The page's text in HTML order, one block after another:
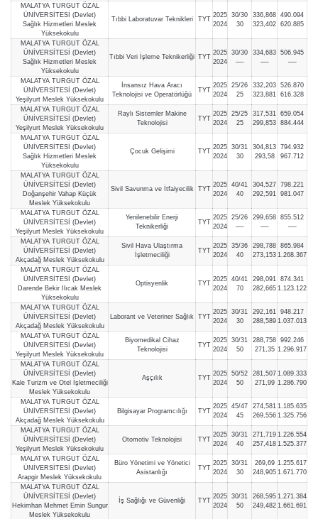
MALATYA TURGUT ÖZAL
ÜNİVERSİTESİ (Devlet)
Sağlık Hizmetleri Meslek
Yüksekokulu
Tıbbi Laboratuvar Teknikleri TYT
2025
2024
30/30
30
336,868
323,402
490.094
620.885
MALATYA TURGUT ÖZAL
ÜNİVERSİTESİ (Devlet)
Sağlık Hizmetleri Meslek
Yüksekokulu
Tıbbi Veri İşleme Teknikerliği TYT
2025
2024
30/30
—-
334,683
—-
506.945
—-
MALATYA TURGUT ÖZAL
ÜNİVERSİTESİ (Devlet)
Yeşilyurt Meslek Yüksekokulu
İnsansız Hava Aracı
Teknolojisi ve Operatörlüğü
TYT
2025
2024
25/26
25
332,203
323,881
526.870
616.328
MALATYA TURGUT ÖZAL
ÜNİVERSİTESİ (Devlet)
Yeşilyurt Meslek Yüksekokulu
Raylı Sistemler Makine
Teknolojisi
TYT
2025
2024
25/25
25
317,531
299,853
659.054
884.444
MALATYA TURGUT ÖZAL
ÜNİVERSİTESİ (Devlet)
Sağlık Hizmetleri Meslek
Yüksekokulu
Çocuk Gelişimi TYT
2025
2024
30/31
30
304,813
293,58
794.932
967.712
MALATYA TURGUT ÖZAL
ÜNİVERSİTESİ (Devlet)
Doğanşehir Vahap Küçük
Meslek Yüksekokulu
Sivil Savunma ve İtfaiyecilik TYT
2025
2024
40/41
40
304,527
292,591
798.221
981.047
MALATYA TURGUT ÖZAL
ÜNİVERSİTESİ (Devlet)
Yeşilyurt Meslek Yüksekokulu
Yenilenebilir Enerji
Teknikerliği
TYT
2025
2024
25/26
—-
299,658
—-
855.512
—-
MALATYA TURGUT ÖZAL
ÜNİVERSİTESİ (Devlet)
Akçadağ Meslek Yüksekokulu
Sivil Hava Ulaştırma
İşletmeciliği
TYT
2025
2024
35/36
40
298,788
273,153
865.984
1.268.367
MALATYA TURGUT ÖZAL
ÜNİVERSİTESİ (Devlet)
Darende Bekir Ilıcak Meslek
Yüksekokulu
Optisyenlik TYT
2025
2024
40/41
70
298,091
282,665
874.341
1.123.122
MALATYA TURGUT ÖZAL
ÜNİVERSİTESİ (Devlet)
Akçadağ Meslek Yüksekokulu
Laborant ve Veteriner Sağlık TYT
2025
2024
30/31
30
292,161
288,589
948.217
1.037.013
MALATYA TURGUT ÖZAL
ÜNİVERSİTESİ (Devlet)
Yeşilyurt Meslek Yüksekokulu
Biyomedikal Cihaz
Teknolojisi
TYT
2025
2024
30/31
50
288,758
271,35
992.246
1.296.917
MALATYA TURGUT ÖZAL
ÜNİVERSİTESİ (Devlet)
Kale Turizm ve Otel İşletmeciliği
Meslek Yüksekokulu
Aşçılık TYT
2025
2024
50/52
50
281,507
271,99
1.089.333
1.286.790
MALATYA TURGUT ÖZAL
ÜNİVERSİTESİ (Devlet)
Akçadağ Meslek Yüksekokulu
Bilgisayar Programcılığı TYT
2025
2024
45/47
45
274,581
269,556
1.185.635
1.325.756
MALATYA TURGUT ÖZAL
ÜNİVERSİTESİ (Devlet)
Yeşilyurt Meslek Yüksekokulu
Otomotiv Teknolojisi TYT
2025
2024
30/31
40
271,719
257,418
1.226.554
1.525.377
MALATYA TURGUT ÖZAL
ÜNİVERSİTESİ (Devlet)
Arapgir Meslek Yüksekokulu
Büro Yönetimi ve Yönetici
Asistanlığı
TYT
2025
2024
30/31
30
269,69
248,905
1.255.617
1.671.770
MALATYA TURGUT ÖZAL
ÜNİVERSİTESİ (Devlet)
Hekimhan Mehmet Emin Sungur
Meslek Yüksekokulu
İş Sağlığı ve Güvenliği TYT
2025
2024
30/31
50
268,595
249,482
1.271.384
1.661.691